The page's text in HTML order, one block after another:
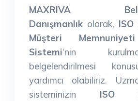
MAXRIVA
Danışmanlık olarak, ISO
Müşteri
Sistemi‘nin
belgelendirilmesi
yardımcı olabiliriz.
sisteminizin ISO